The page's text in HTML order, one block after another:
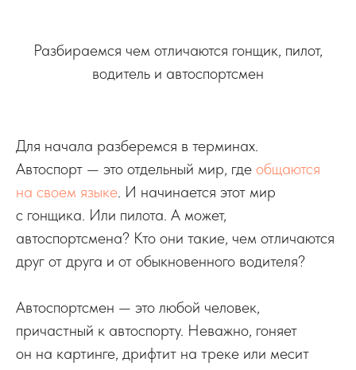
Разбираемся чем отличаются гонщик, пилот,
водитель и автоспортсмен
Для начала разберемся в терминах.
Автоспорт — это отдельный мир, где общаются
на своем языке. И начинается этот мир
с гонщика. Или пилота. А может,
автоспортсмена? Кто они такие, чем отличаются
друг от друга и от обыкновенного водителя?
Автоспортсмен — это любой человек,
причастный к автоспорту. Неважно, гоняет
он на картинге, дрифтит на треке или месит